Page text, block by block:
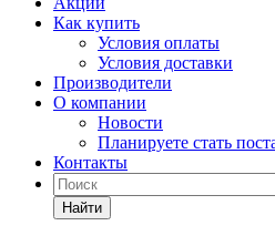
Как купить
Условия оплаты
Условия доставки
Производители
О компании
Новости
Планируете стать
Контакты
Найти